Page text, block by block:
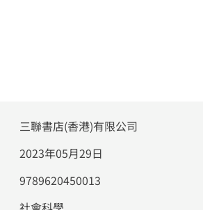
三聯書店(香港)有限公司
2023年05月29日
9789620450013